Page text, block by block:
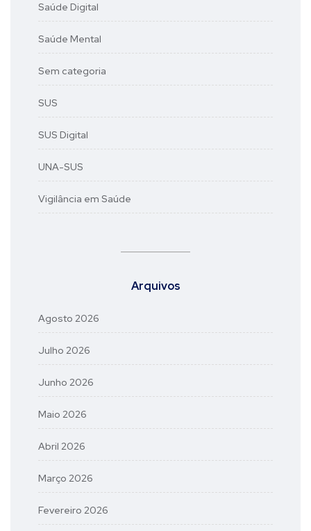
Saúde Digital
Saúde Mental
Sem categoria
SUS
SUS Digital
UNA-SUS
Vigilância em Saúde
Arquivos
Agosto 2026
Julho 2026
Junho 2026
Maio 2026
Abril 2026
Março 2026
Fevereiro 2026